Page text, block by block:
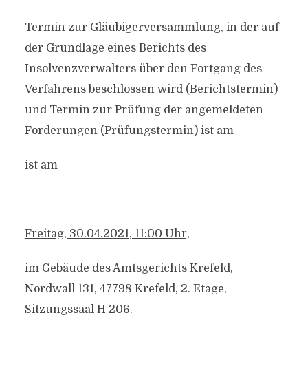
Termin zur Gläubigerversammlung, in der auf
der Grundlage eines Berichts des
Insolvenzverwalters über den Fortgang des
Verfahrens beschlossen wird (Berichtstermin)
und Termin zur Prüfung der angemeldeten
Forderungen (Prüfungstermin) ist am
ist am
Freitag, 30.04.2021, 11:00 Uhr,
im Gebäude des Amtsgerichts Krefeld,
Nordwall 131, 47798 Krefeld, 2. Etage,
Sitzungssaal H 206.